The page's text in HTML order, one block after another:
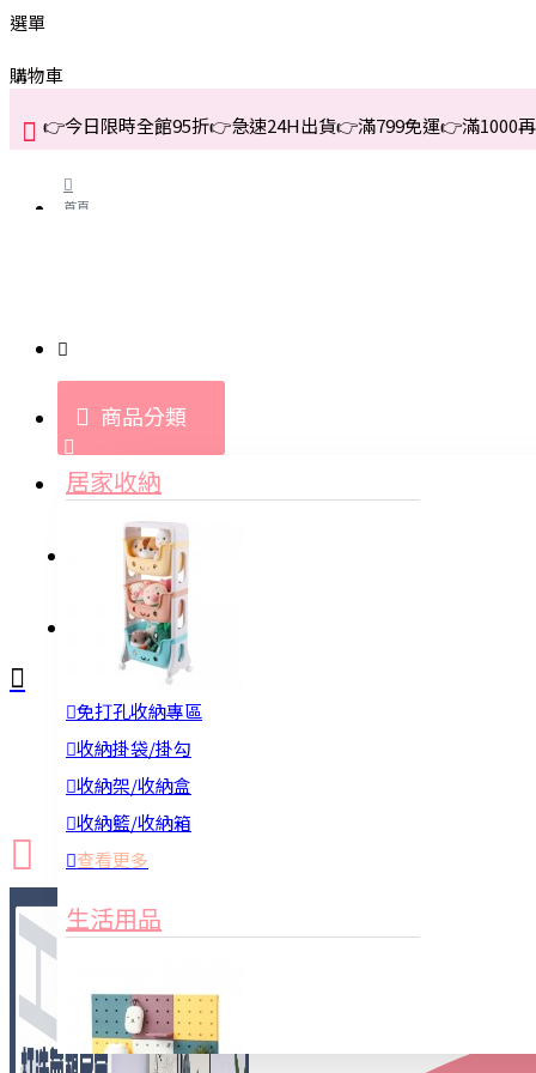
選單
購物車
👉今日限時全館95折👉急速24H出貨👉滿799免運👉滿1000
首頁
商品分類
居家收納
免打孔收納專區
收納掛袋/掛勾
收納架/收納盒
收納籃/收納箱
查看更多
生活用品
登入
新品上市